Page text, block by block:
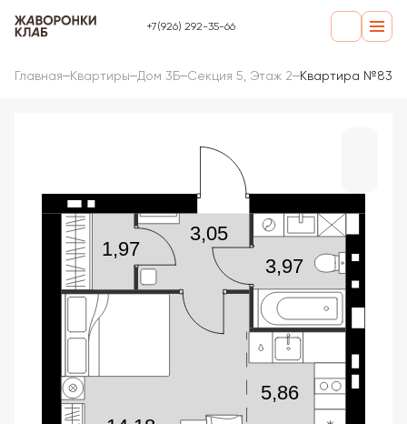
+7(926) 292-35-66
Главная Квартиры Дом 3Б Секция 5, Этаж 2 Квартира №83